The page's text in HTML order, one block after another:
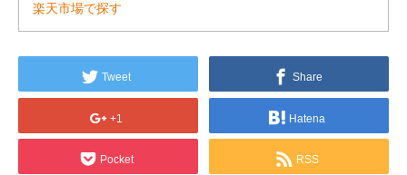
楽天市場で探す
Tweet Share
+1 Hatena
Pocket RSS